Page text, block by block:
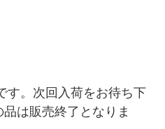
。次回入荷をお待ち下
は販売終了となりま